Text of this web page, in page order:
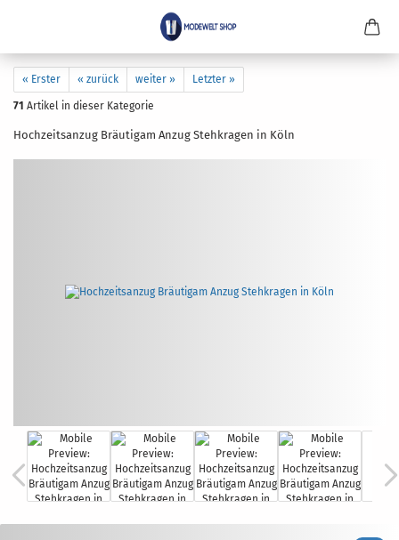
« Erster « zurück weiter » Letzter »
71 Artikel in dieser Kategorie
Hoch­zeits­an­zug Bräu­ti­gam Anzug Steh­kra­gen in Köln